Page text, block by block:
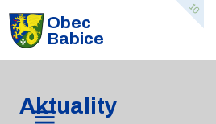
Obec
Babice
10
Aktuality